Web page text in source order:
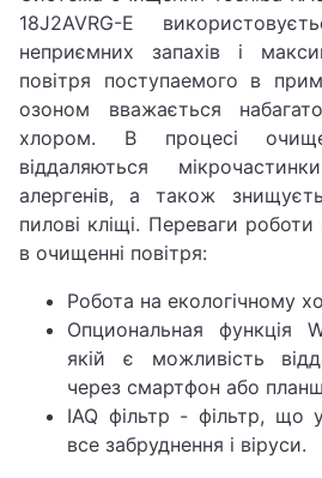
18J2AVRG-E
неприємних запахів і
повітря поступаемого в
озоном вважається
хлором. В процесі
віддаляються
алергенів, а також
пилові кліщі. Переваги
в очищенні повітря:
Робота на екологічному
Опциональная функція
якій є можливість
через смартфон або
IAQ фільтр - фільтр, що
все забруднення і віруси.